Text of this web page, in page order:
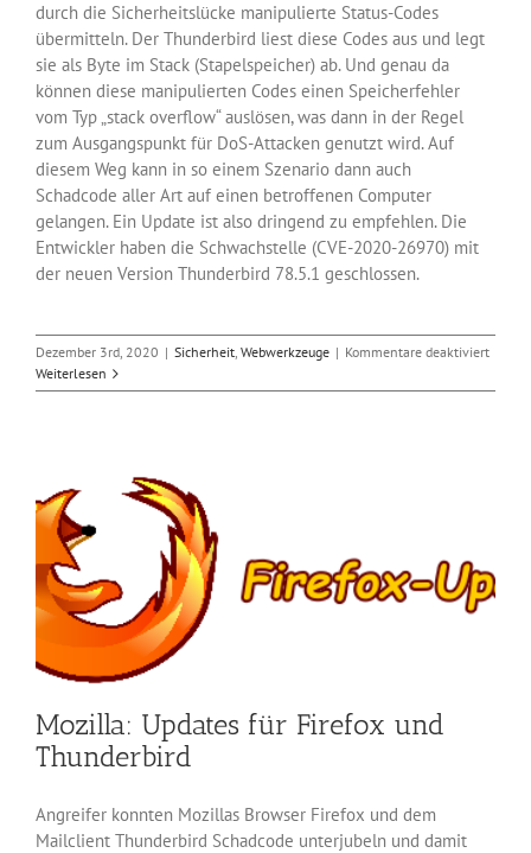
durch die Sicherheitslücke manipulierte Status-Codes
übermitteln. Der Thunderbird liest diese Codes aus und legt
sie als Byte im Stack (Stapelspeicher) ab. Und genau da
können diese manipulierten Codes einen Speicherfehler
vom Typ „stack overflow“ auslösen, was dann in der Regel
zum Ausgangspunkt für DoS-Attacken genutzt wird. Auf
diesem Weg kann in so einem Szenario dann auch
Schadcode aller Art auf einen betroffenen Computer
gelangen. Ein Update ist also dringend zu empfehlen. Die
Entwickler haben die Schwachstelle (CVE-2020-26970) mit
der neuen Version Thunderbird 78.5.1 geschlossen.
Dezember 3rd, 2020 | Sicherheit, Webwerkzeuge | Kommentare deaktiviertfür
für
Weiterlesen
Mozilla: Updates für Firefox und
Thunderbird
Angreifer konnten Mozillas Browser Firefox und dem
Mailclient Thunderbird Schadcode unterjubeln und damit